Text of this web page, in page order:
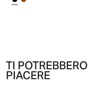
TI POTREBBERO
PIACERE